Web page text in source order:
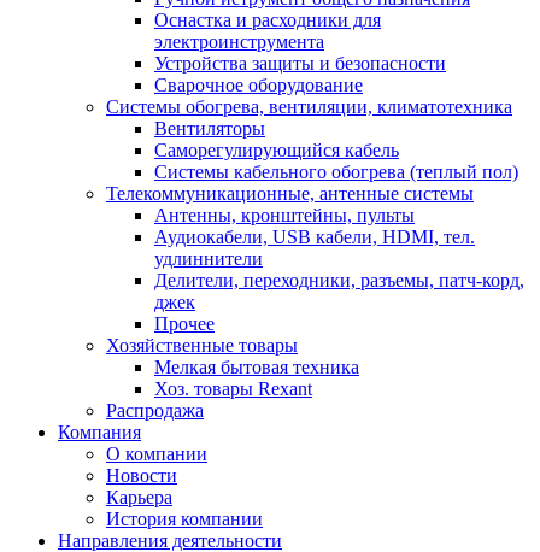
Оснастка и расходники для
электроинструмента
Устройства защиты и безопасности
Сварочное оборудование
Системы обогрева, вентиляции, климатотехника
Вентиляторы
Саморегулирующийся кабель
Системы кабельного обогрева (теплый пол)
Телекоммуникационные, антенные системы
Антенны, кронштейны, пульты
Аудиокабели, USB кабели, HDMI, тел.
удлиннители
Делители, переходники, разъемы, патч-корд,
джек
Прочее
Хозяйственные товары
Мелкая бытовая техника
Хоз. товары Rexant
Распродажа
Компания
О компании
Новости
Карьера
История компании
Направления деятельности